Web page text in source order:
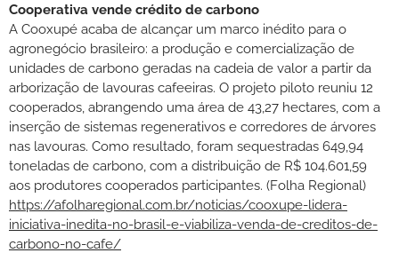
Cooperativa vende crédito de carbono
A Cooxupé acaba de alcançar um marco inédito para o
agronegócio brasileiro: a produção e comercialização de
unidades de carbono geradas na cadeia de valor a partir da
arborização de lavouras cafeeiras. O projeto piloto reuniu 12
cooperados, abrangendo uma área de 43,27 hectares, com a
inserção de sistemas regenerativos e corredores de árvores
nas lavouras. Como resultado, foram sequestradas 649,94
toneladas de carbono, com a distribuição de R$ 104.601,59
aos produtores cooperados participantes. (Folha Regional)
https://afolharegional.com.br/noticias/cooxupe-lidera-
iniciativa-inedita-no-brasil-e-viabiliza-venda-de-creditos-de-
carbono-no-cafe/